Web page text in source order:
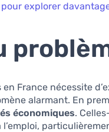
explorer
France nécessite
alarmant. En
économiques.